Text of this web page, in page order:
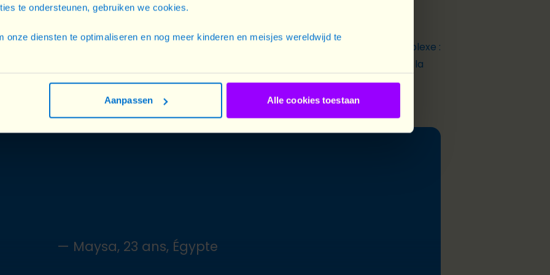
te ondersteunen, gebruiken we cookies.
onze diensten te optimaliseren en nog meer kinderen en meisjes wereldwijd te
Aanpassen Alle cookies toestaan
son témoignage est souvent minimisé ou mis en doute. Porter plainte est complexe :
personne vous insulte ou vous met la main aux fesses ? Très vite, c’est la parole de la
défaut, beaucoup choisissent alors de se taire, par peur de ne pas être crues ou
— Maysa, 23 ans, Égypte